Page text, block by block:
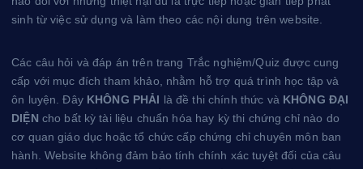
sinh từ việc sử dụng và làm theo các nội dung trên website.
Các câu hỏi và đáp án trên trang Trắc nghiệm/Quiz được cung
cấp với mục đích tham khảo, nhằm hỗ trợ quá trình học tập và
ôn luyện. Đây KHÔNG PHẢI là đề thi chính thức và KHÔNG ĐẠI
DIỆN cho bất kỳ tài liệu chuẩn hóa hay kỳ thi chứng chỉ nào do
cơ quan giáo dục hoặc tổ chức cấp chứng chỉ chuyên môn ban
hành. Website không đảm bảo tính chính xác tuyệt đối của câu